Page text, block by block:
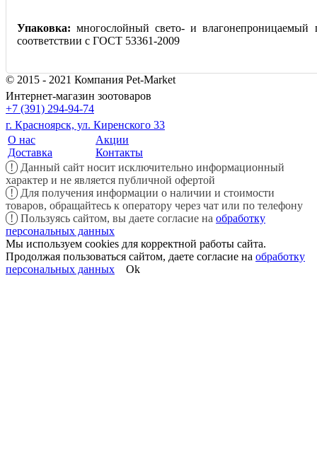
Упаковка: многослойный свето- и
соответствии с ГОСТ 53361-2009
© 2015 - 2021 Компания Pet-Market
Интернет-магазин зоотоваров
+7 (391) 294-94-74
г. Красноярск, ул. Киренского 33
О нас
Доставка
Акции
Контакты
!
Данный сайт носит исключительно информационный
характер и не является публичной офертой
!
Для получения информации о наличии и стоимости
товаров, обращайтесь к оператору через чат или по телефону
!
Пользуясь сайтом, вы даете согласие на обработку
персональных данных
Мы используем cookies для корректной работы сайта.
Продолжая пользоваться сайтом, даете согласие на обработку
персональных данных
Ok